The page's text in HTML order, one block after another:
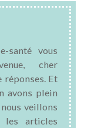
santé vous
cher
réponses. Et
avons plein
veillons
les articles